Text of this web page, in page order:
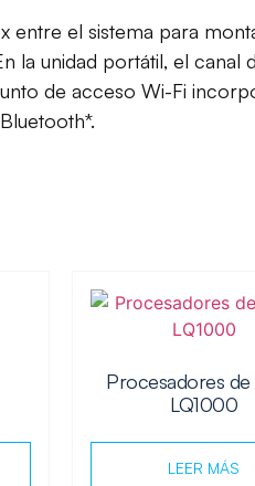
entre el sistema para
la unidad portátil, el
de acceso Wi-Fi
Procesadores de
LQ1000
LEER MÁS